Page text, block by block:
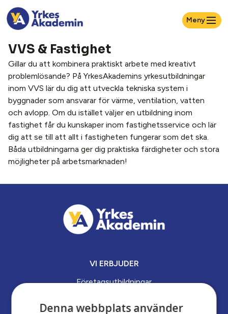
Meny
VVS & Fastighet
Gillar du att kombinera praktiskt arbete med kreativt
problemlösande? På YrkesAkademins yrkesutbildningar
inom VVS lär du dig att utveckla tekniska system i
byggnader som ansvarar för värme, ventilation, vatten
och avlopp. Om du istället väljer en utbildning inom
fastighet får du kunskaper inom fastighetsservice och lär
dig att se till att allt i fastigheten fungerar som det ska.
Båda utbildningarna ger dig praktiska färdigheter och stora
möjligheter på arbetsmarknaden!
VI ERBJUDER
Företagsutbildningar
Yrkesvux
Denna webbplats använder